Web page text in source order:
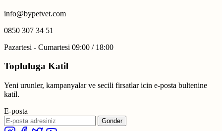
info@bypetvet.com
0850 307 34 51
Pazartesi - Cumartesi 09:00 / 18:00
Topluluga Katil
Yeni urunler, kampanyalar ve secili firsatlar icin e-posta bultenine
katil.
E-posta
Gonder